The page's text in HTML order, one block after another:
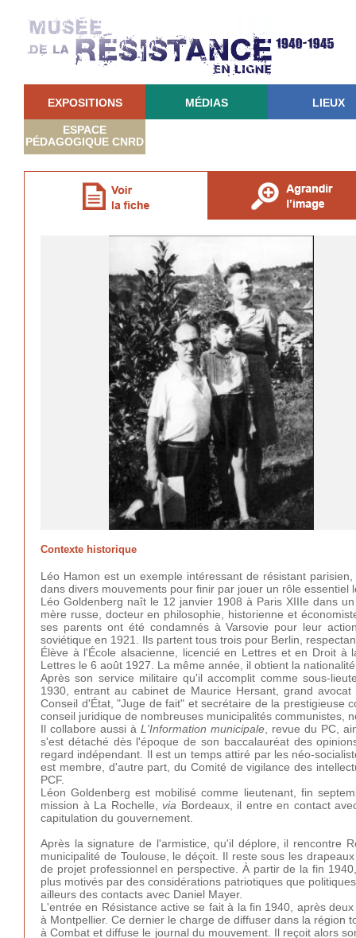
EXPOSITIONS MÉDIAS LIEUX
ESPACE
PÉDAGOGIQUE CNRD
Contexte historique
Léo Hamon est un exemple intéressant de résistant
dans divers mouvements pour finir par jouer un rôle essentiel
Léo Goldenberg naît le 12 janvier 1908 à Paris XIIIe dans
mère russe, docteur en philosophie, historienne et
ses parents ont été condamnés à Varsovie pour leur
soviétique en 1921. Ils partent tous trois pour Berlin,
Élève à l'École alsacienne, licencié en Lettres et en Droit à
Lettres le 6 août 1927. La même année, il obtient la
Après son service militaire qu'il accomplit comme sous-
1930, entrant au cabinet de Maurice Hersant, grand
Conseil d'État, "Juge de fait" et secrétaire de la prestigieuse
conseil juridique de nombreuses municipalités communistes,
Il collabore aussi à L'Information municipale, revue du PC,
s'est détaché dès l'époque de son baccalauréat des
regard indépendant. Il est un temps attiré par les néo-
est membre, d'autre part, du Comité de vigilance des
PCF.
Léon Goldenberg est mobilisé comme lieutenant, fin
mission à La Rochelle, via Bordeaux, il entre en contact
capitulation du gouvernement.
Après la signature de l'armistice, qu'il déplore, il rencontre
municipalité de Toulouse, le déçoit. Il reste sous les
de projet professionnel en perspective. À partir de la fin
plus motivés par des considérations patriotiques que
ailleurs des contacts avec Daniel Mayer.
L'entrée en Résistance active se fait à la fin 1940, après
à Montpellier. Ce dernier le charge de diffuser dans la région
à Combat et diffuse le journal du mouvement. Il reçoit alors